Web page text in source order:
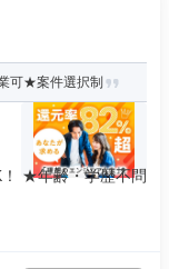
可★案件選択制
★年齢・学歴不問